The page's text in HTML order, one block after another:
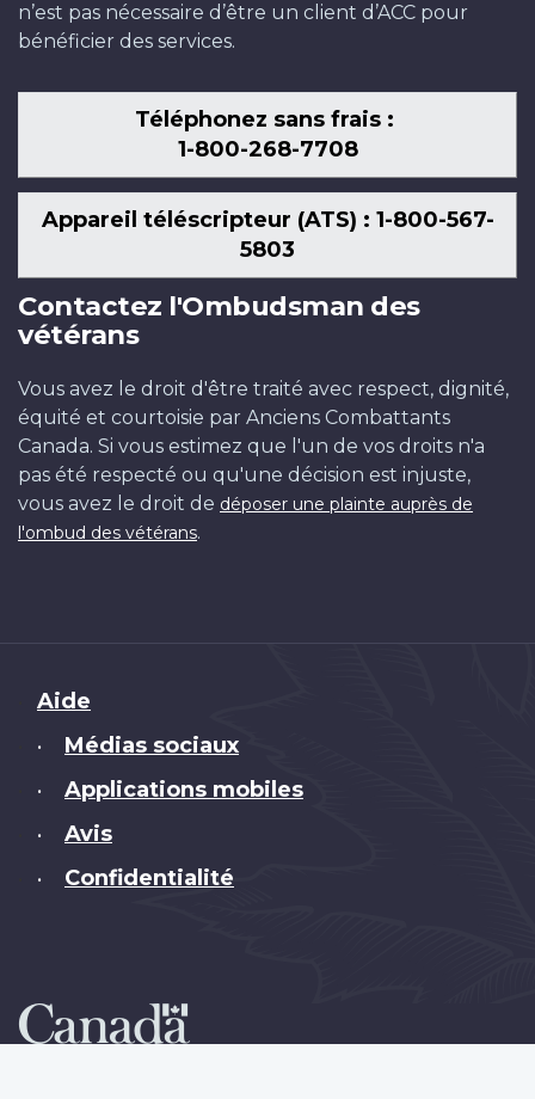
n’est pas nécessaire d’être un client d’ACC pour
bénéficier des services.
Téléphonez sans frais :
1-800-268-7708
Appareil téléscripteur (ATS) : 1-800-567-
5803
Contactez l'Ombudsman des
vétérans
Vous avez le droit d'être traité avec respect, dignité,
équité et courtoisie par Anciens Combattants
Canada. Si vous estimez que l'un de vos droits n'a
pas été respecté ou qu'une décision est injuste,
vous avez le droit de déposer une plainte auprès de
l'ombud des vétérans.
Brand
Aide
• Médias sociaux
• Applications mobiles
• Avis
• Confidentialité